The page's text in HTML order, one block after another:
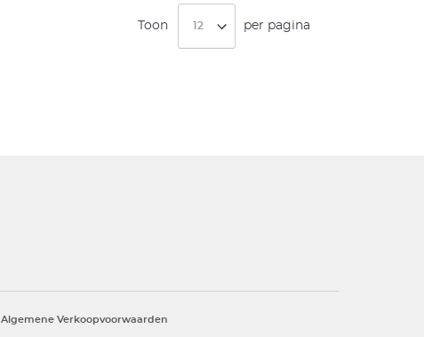
Toon per pagina
Algemene Verkoopvoorwaarden